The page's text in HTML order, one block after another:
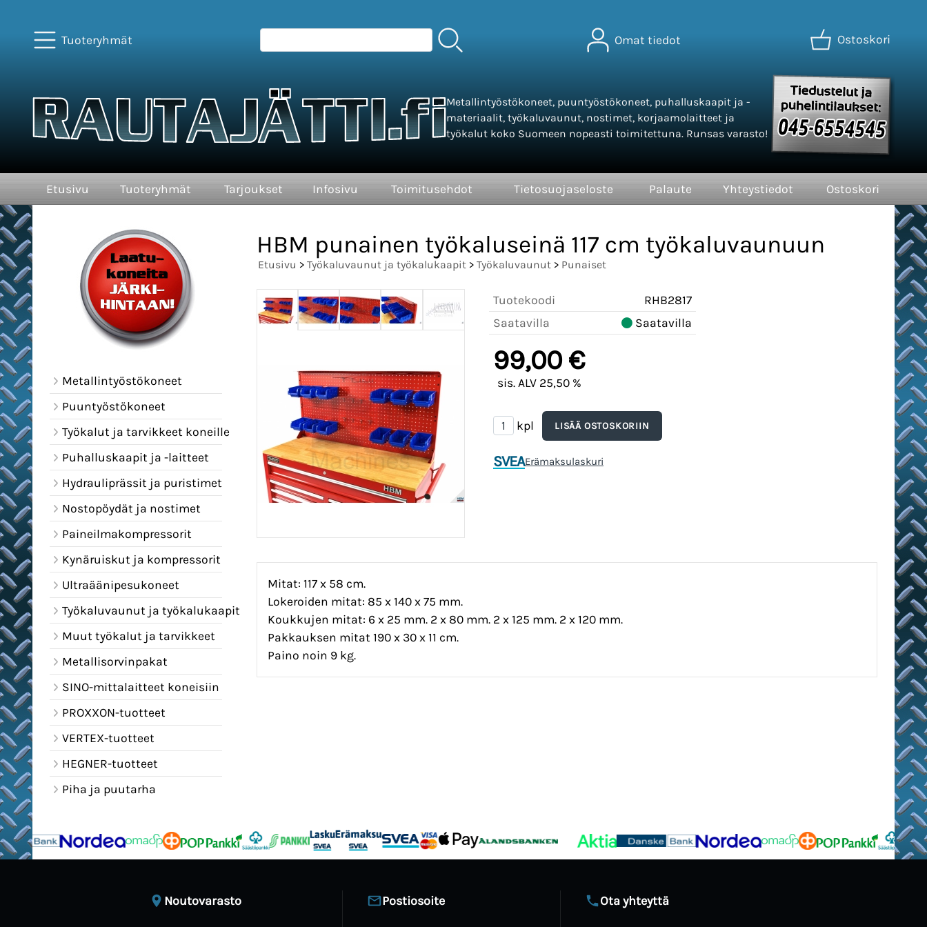
Tuoteryhmät Omat tiedot Ostoskori
Metallintyöstökoneet, puuntyöstökoneet, puhalluskaapit ja -
materiaalit, työkaluvaunut, nostimet, korjaamolaitteet ja
työkalut koko Suomeen nopeasti toimitettuna. Runsas varasto!
Etusivu Tuoteryhmät Tarjoukset Infosivu Toimitusehdot Tietosuojaseloste Palaute Yhteystiedot Ostoskori
Metallintyöstökoneet
Puuntyöstökoneet
Työkalut ja tarvikkeet koneille
Puhalluskaapit ja -laitteet
Hydrauliprässit ja puristimet
Nostopöydät ja nostimet
Paineilmakompressorit
Kynäruiskut ja kompressorit
Ultraäänipesukoneet
Työkaluvaunut ja työkalukaapit
Muut työkalut ja tarvikkeet
Metallisorvinpakat
SINO-mittalaitteet koneisiin
PROXXON-tuotteet
VERTEX-tuotteet
HEGNER-tuotteet
Piha ja puutarha
HBM punainen työkaluseinä 117 cm työkaluvaunuun
Etusivu > Työkaluvaunut ja työkalukaapit > Työkaluvaunut > Punaiset
Tuotekoodi
RHB2817
Saatavilla
Saatavilla
99,00 €
sis. ALV 25,50 %
kpl
SVEAErämaksulaskuri
Mitat: 117 x 58 cm.
Lokeroiden mitat: 85 x 140 x 75 mm.
Koukkujen mitat: 6 x 25 mm. 2 x 80 mm. 2 x 125 mm. 2 x 120 mm.
Pakkauksen mitat 190 x 30 x 11 cm.
Paino noin 9 kg.
Noutovarasto Postiosoite Ota yhteyttä